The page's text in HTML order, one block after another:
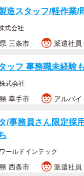
造スタッフ/軽作業/
式会社
三条市 派遣社員
ッフ 事務職未経験
式会社
幸手市 アルバ
/事務員さん限定採
ールドインテック
西条市 派遣社員